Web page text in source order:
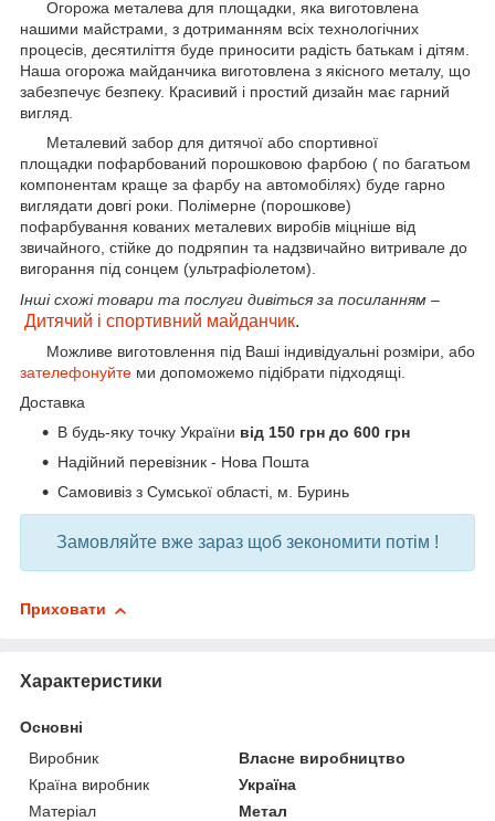
Огорожа металева для площадки, яка виготовлена
нашими майстрами, з дотриманням всіх технологічних
процесів, десятиліття буде приносити радість батькам і дітям.
Наша огорожа майданчика виготовлена з якісного металу, що
забезпечує безпеку. Красивий і простий дизайн має гарний
вигляд.
Металевий забор для дитячої або спортивної
площадки пофарбований порошковою фарбою ( по багатьом
компонентам краще за фарбу на автомобілях) буде гарно
виглядати довгі роки. Полімерне (порошкове)
пофарбування кованих металевих виробів міцніше від
звичайного, стійке до подряпин та надзвичайно витривале до
вигорання під сонцем (ультрафіолетом).
Інші схожі товари та послуги дивіться за посиланням –
Дитячий і спортивний майданчик.
Можливе виготовлення під Ваші індивідуальні розміри, або
зателефонуйте ми допоможемо підібрати підходящі.
Доставка
В будь-яку точку України від 150 грн до 600 грн
Надійний перевізник - Нова Пошта
Самовивіз з Сумської області, м. Буринь
Замовляйте вже зараз щоб зекономити потім !
Приховати
Характеристики
Основні
Виробник
Власне виробництво
Країна виробник
Україна
Матеріал
Метал